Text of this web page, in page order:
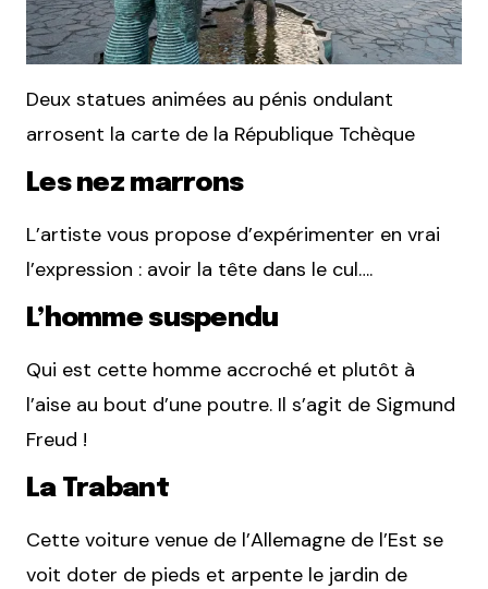
Deux statues animées au pénis ondulant
arrosent la carte de la République Tchèque
Les nez marrons
L’artiste vous propose d’expérimenter en vrai
l’expression : avoir la tête dans le cul….
L’homme suspendu
Qui est cette homme accroché et plutôt à
l’aise au bout d’une poutre. Il s’agit de Sigmund
Freud !
La Trabant
Cette voiture venue de l’Allemagne de l’Est se
voit doter de pieds et arpente le jardin de